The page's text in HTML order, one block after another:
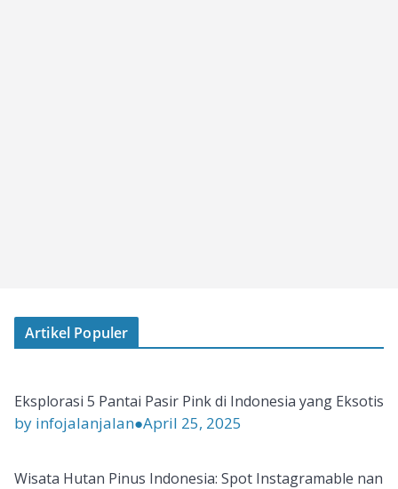
Artikel Populer
Eksplorasi 5 Pantai Pasir Pink di Indonesia yang Eksotis
by infojalanjalan●April 25, 2025
Wisata Hutan Pinus Indonesia: Spot Instagramable nan